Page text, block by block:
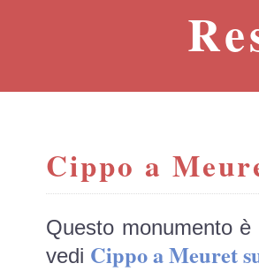
Cippo a
Questo monumento
vedi Cippo a Meuret